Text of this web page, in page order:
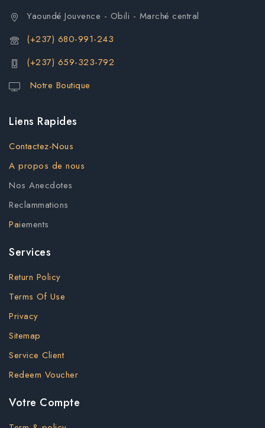
Yaoundé Jouvence - Obili - Marché central
(+237) 680-991-243
(+237) 659-323-792
Notre Boutique
Liens Rapides
Contactez-Nous
A propos de nous
Nos Anecdotes
Reclammations
Paiements
Services
Return Policy
Terms Of Use
Privacy
Sitemap
Service Client
Redeem Voucher
Votre Compte